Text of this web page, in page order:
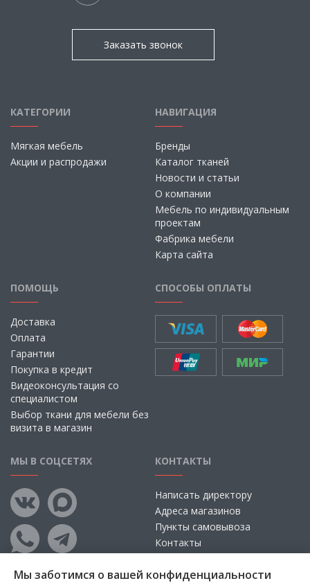
Заказать звонок
КАТЕГОРИИ
Мягкая мебель
Акции и распродажи
НАВИГАЦИЯ
Бренды
Каталог тканей
Новости и статьи
О компании
Мебель по индивидуальным
проектам
Фабрика мебели
Карта сайта
ПОМОЩЬ
Доставка
Оплата
Гарантии
Покупка в кредит
Видеоконсультация со
специалистом
Выбор ткани для мебели без
визита в магазин
СПОСОБЫ ОПЛАТЫ
МЫ В СОЦСЕТЯХ КОНТАКТЫ
Написать директору
Адреса магазинов
Пункты самовывоза
Контакты
Мы заботимся о вашей конфиденциальности